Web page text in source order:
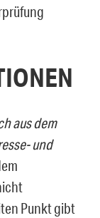
aus dem
und
Punkt gibt